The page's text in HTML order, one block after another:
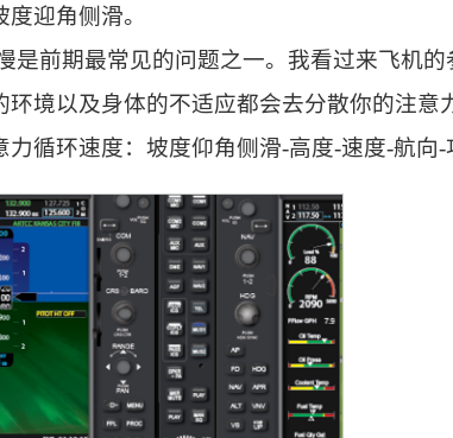
迎角侧滑。
是前期最常见的问题之一。我看过来飞机的
境以及身体的不适应都会去分散你的注意
循环速度：坡度仰角侧滑-高度-速度-航向-